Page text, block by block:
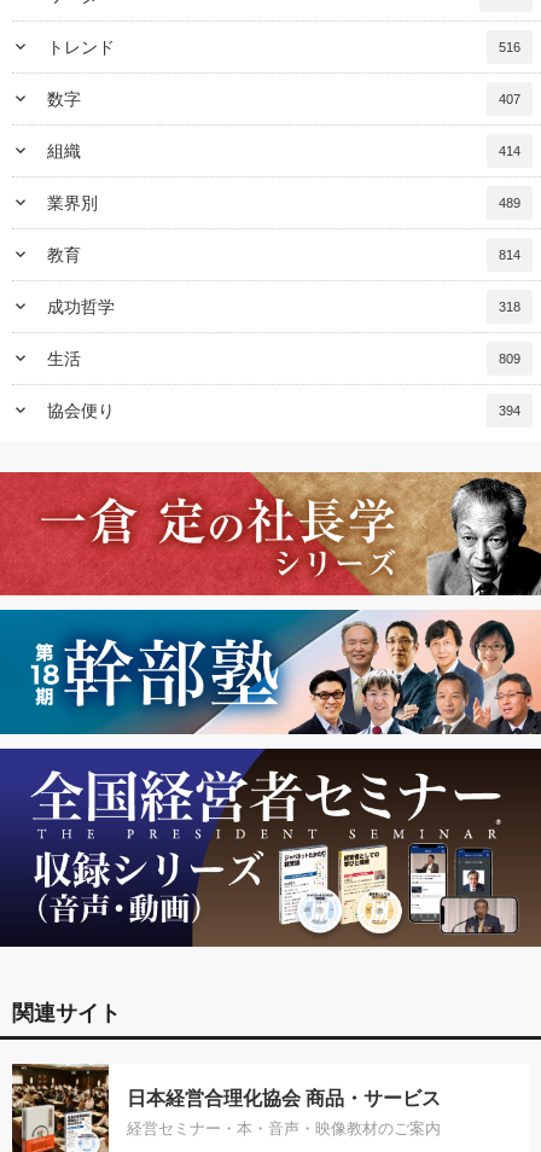
keyboard_arrow_down トレンド 516
keyboard_arrow_down 数字 407
keyboard_arrow_down 組織 414
keyboard_arrow_down 業界別 489
keyboard_arrow_down 教育 814
keyboard_arrow_down 成功哲学 318
keyboard_arrow_down 生活 809
keyboard_arrow_down 協会便り 394
関連サイト
日本経営合理化協会 商品・サービス
経営セミナー・本・音声・映像教材のご案内